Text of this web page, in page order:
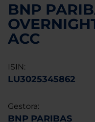
BNP
ACC
ISIN:
LU3025345862
Gestora:
BNP PARIBAS